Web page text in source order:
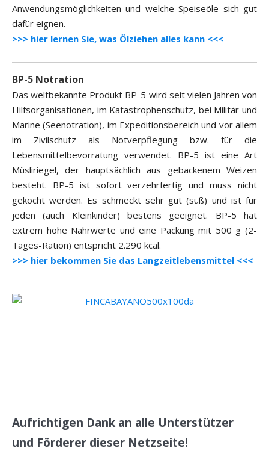
Anwendungsmöglichkeiten und welche Speiseöle sich gut
dafür eignen.
>>> hier lernen Sie, was Ölziehen alles kann <<<
BP-5 Notration
Das weltbekannte Produkt BP-5 wird seit vielen Jahren von
Hilfsorganisationen, im Katastrophenschutz, bei Militär und
Marine (Seenotration), im Expeditionsbereich und vor allem
im Zivilschutz als Notverpflegung bzw. für die
Lebensmittelbevorratung verwendet. BP-5 ist eine Art
Müsliriegel, der hauptsächlich aus gebackenem Weizen
besteht. BP-5 ist sofort verzehrfertig und muss nicht
gekocht werden. Es schmeckt sehr gut (süß) und ist für
jeden (auch Kleinkinder) bestens geeignet. BP-5 hat
extrem hohe Nährwerte und eine Packung mit 500 g (2-
Tages-Ration) entspricht 2.290 kcal.
>>> hier bekommen Sie das Langzeitlebensmittel <<<
Aufrichtigen Dank an alle Unterstützer
und Förderer dieser Netzseite!